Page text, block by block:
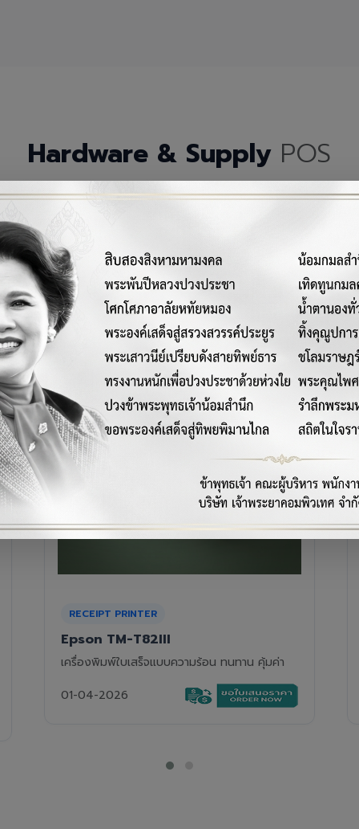
Hardware & Supply POS
ณ์เครื่องมือฮาร์ดแวร์และวัสดุสิ้นเปลืองคุณภาพสูงสำหรับระบบ
RECEIPT PRINTER
Epson TM-T88VII
เครื่องพิมพ์ใบเสร็จความร้อนรุ่นท็อป ความเร็วสูง
01-04-2026